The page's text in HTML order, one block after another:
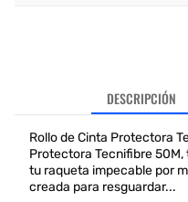
DESCRIPCIÓN
Rollo de Cinta Protectora
Protectora Tecnifibre
tu raqueta impecable por
creada para resguardar...